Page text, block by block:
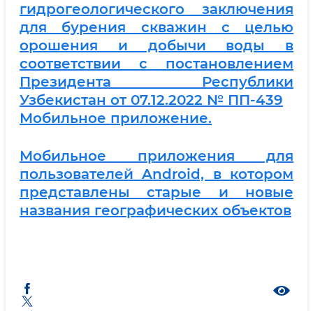
гидрогеологического заключения
для бурения скважин с целью
орошения и добычи воды в
соответствии с постановлением
Президента Республики
Узбекистан от 07.12.2022 № ПП-439
Мобильное приложение.
Мобильное приложения для
пользователей Android, в котором
представлены старые и новые
названия географических объектов